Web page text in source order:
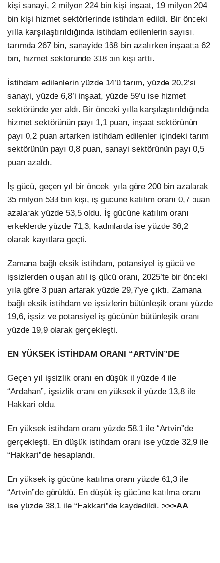
kişi sanayi, 2 milyon 224 bin kişi inşaat, 19 milyon 204
bin kişi hizmet sektörlerinde istihdam edildi. Bir önceki
yılla karşılaştırıldığında istihdam edilenlerin sayısı,
tarımda 267 bin, sanayide 168 bin azalırken inşaatta 62
bin, hizmet sektöründe 318 bin kişi arttı.
İstihdam edilenlerin yüzde 14’ü tarım, yüzde 20,2’si
sanayi, yüzde 6,8’i inşaat, yüzde 59’u ise hizmet
sektöründe yer aldı. Bir önceki yılla karşılaştırıldığında
hizmet sektörünün payı 1,1 puan, inşaat sektörünün
payı 0,2 puan artarken istihdam edilenler içindeki tarım
sektörünün payı 0,8 puan, sanayi sektörünün payı 0,5
puan azaldı.
İş gücü, geçen yıl bir önceki yıla göre 200 bin azalarak
35 milyon 533 bin kişi, iş gücüne katılım oranı 0,7 puan
azalarak yüzde 53,5 oldu. İş gücüne katılım oranı
erkeklerde yüzde 71,3, kadınlarda ise yüzde 36,2
olarak kayıtlara geçti.
Zamana bağlı eksik istihdam, potansiyel iş gücü ve
işsizlerden oluşan atıl iş gücü oranı, 2025’te bir önceki
yıla göre 3 puan artarak yüzde 29,7’ye çıktı. Zamana
bağlı eksik istihdam ve işsizlerin bütünleşik oranı yüzde
19,6, işsiz ve potansiyel iş gücünün bütünleşik oranı
yüzde 19,9 olarak gerçekleşti.
EN YÜKSEK İSTİHDAM ORANI “ARTVİN”DE
Geçen yıl işsizlik oranı en düşük il yüzde 4 ile
“Ardahan”, işsizlik oranı en yüksek il yüzde 13,8 ile
Hakkari oldu.
En yüksek istihdam oranı yüzde 58,1 ile “Artvin”de
gerçekleşti. En düşük istihdam oranı ise yüzde 32,9 ile
“Hakkari”de hesaplandı.
En yüksek iş gücüne katılma oranı yüzde 61,3 ile
“Artvin”de görüldü. En düşük iş gücüne katılma oranı
ise yüzde 38,1 ile “Hakkari”de kaydedildi. >>>AA